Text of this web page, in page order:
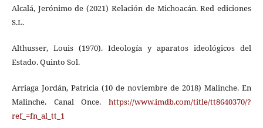
Alcalá, Jerónimo de (2021) Relación de Michoacán. Red ediciones
S.L.
Althusser, Louis (1970). Ideología y aparatos ideológicos del
Estado. Quinto Sol.
Arriaga Jordán, Patricia (10 de noviembre de 2018) Malinche. En
Malinche. Canal Once.https://www.imdb.com/title/tt8640370/?
ref_=fn_al_tt_1